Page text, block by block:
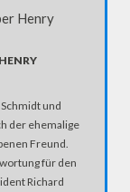
und
der ehemalige
Freund.
für den
Richard